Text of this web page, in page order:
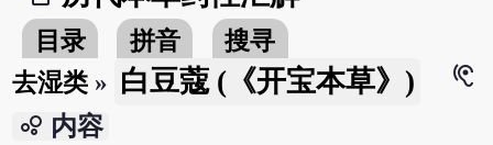
目录 拼音
搜寻
去湿类 » 白豆蔻 (《开宝本草》)
hearing
bubble_chart 内容